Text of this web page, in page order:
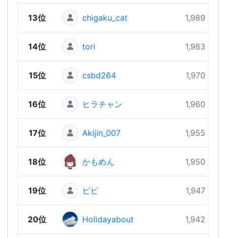
13位 chigaku_cat 1,989 pts
14位 tori 1,983 pts
15位 csbd264 1,970 pts
16位 ヒラチャン 1,960 pts
17位 Akijin_007 1,955 pts
18位 かもめん 1,950 pts
19位 ピピ 1,947 pts
20位 Holidayabout 1,942 pts